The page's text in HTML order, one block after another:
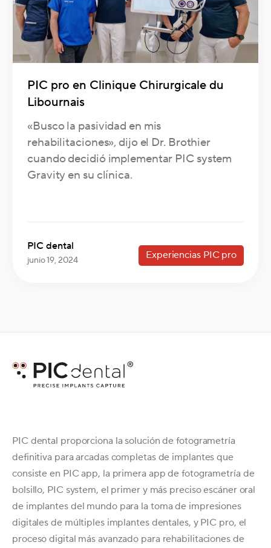
PIC pro en Clinique Chirurgicale du
Libournais
«Busco la pasividad en mis
rehabilitaciones», dijo el Dr. Brothier
cuando decidió implementar PIC system
Gravity en su clínica.
PIC dental
junio 19, 2024 Experiencias PIC pro
PIC dental proporciona la solución de fotogrametría
definitiva para arcadas completas de implantes que
consiste en PIC app, la primera app de fotogrametría de
bolsillo, PIC system, el primer y más preciso escáner oral
de implantes del mundo para la toma de impresiones
digitales de múltiples implantes dentales, y PIC pro, el
proceso digital más avanzado para rehabilitaciones de